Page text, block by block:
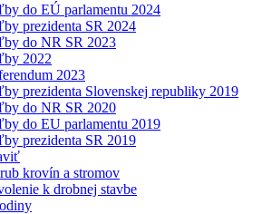
do EÚ parlamentu 2024
prezidenta SR 2024
do NR SR 2023
2022
2023
prezidenta Slovenskej republiky 2019
do NR SR 2020
do EU parlamentu 2019
prezidenta SR 2019
krovín a stromov
k drobnej stavbe